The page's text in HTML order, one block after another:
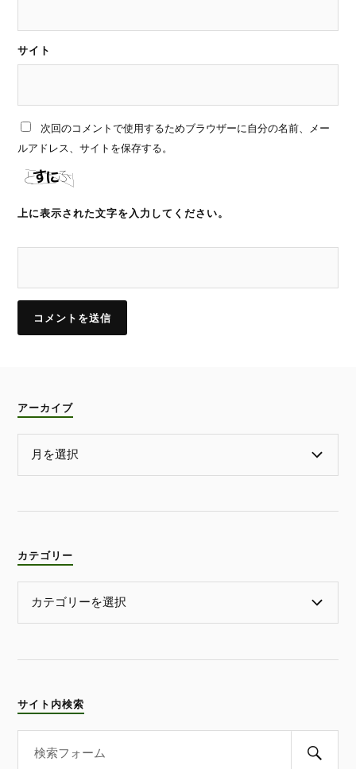
サイト
次回のコメントで使用するためブラウザーに自分の名前、メー
ルアドレス、サイトを保存する。
上に表示された文字を入力してください。
アーカイブ
カテゴリー
サイト内検索